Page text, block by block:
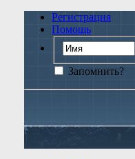
Регистрация
Помощь
Запомнить?